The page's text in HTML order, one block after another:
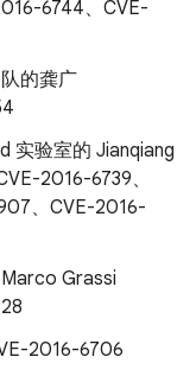
6744、CVE-
的龚广
实验室的 Jianqiang
2016-6739、
、CVE-2016-
Grassi
2016-6706